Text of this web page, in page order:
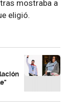
mostraba a
eligió.